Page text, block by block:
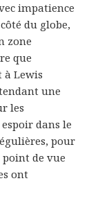
impatience
du globe,
zone
que
à Lewis
une
les
dans le
pour
de vue
ont